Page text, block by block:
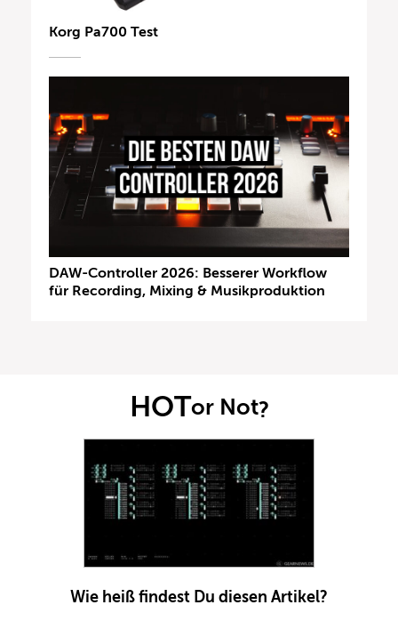
Korg Pa700 Test
DAW-Controller 2026: Besserer Workflow
für Recording, Mixing & Musikproduktion
HOTor Not?
Wie heiß findest Du diesen Artikel?